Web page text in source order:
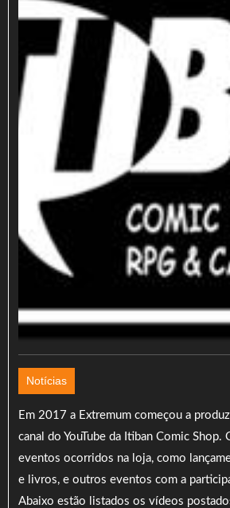
Notícias
Em 2017 a Extremum começou a
canal do YouTube da Itiban Comic
eventos ocorridos na loja, como
e livros, e outros eventos com a
Abaixo estão listados os vídeos